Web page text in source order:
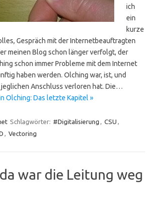
ich
ein
kurze
Gespräch mit der Internetbeauftragten
meinen Blog schon länger verfolgt, der
schon immer Probleme mit dem Internet
haben werden. Olching war, ist, und
Anschluss verloren hat. Die…
Olching: Das letzte Kapitel »
Schlagwörter: #Digitalisierung CSU
Vectoring
war die Leitung weg